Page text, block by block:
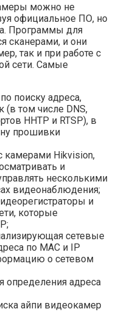
можно не
официальное ПО, но
Программы для
сканерами, и они
так и при работе с
сети. Самые
поиску адреса,
(в том числе DNS,
HHTP и RTSP), в
прошивки
камерами Hikvision,
и
несколькими
видеонаблюдения;
и
которые
сетевые
по MAC и IP
о сетевом
определения адреса
айпи видеокамер